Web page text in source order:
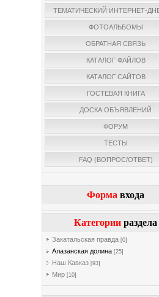
ТЕМАТИЧЕСКИЙ ИНТЕРНЕТ-
ФОТОАЛЬБОМЫ
ОБРАТНАЯ СВЯЗЬ
КАТАЛОГ ФАЙЛОВ
КАТАЛОГ САЙТОВ
ГОСТЕВАЯ КНИГА
ДОСКА ОБЪЯВЛЕНИЙ
ФОРУМ
ТЕСТЫ
FAQ (ВОПРОС/ОТВЕТ)
Форма входа
Категории раздела
Закатальская правда [0]
Алазанская долина [25]
Наш Кавказ [93]
Мир [10]